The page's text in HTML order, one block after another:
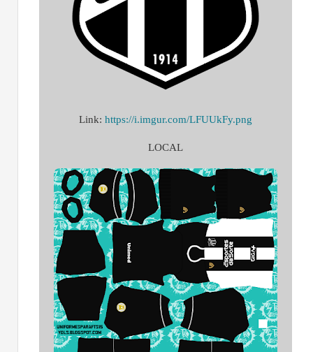
Link: https://i.imgur.com/LFUUkFy.png
LOCAL